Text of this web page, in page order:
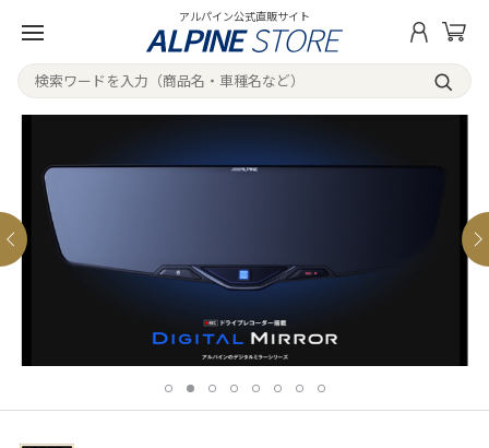
アルパイン公式直販サイト